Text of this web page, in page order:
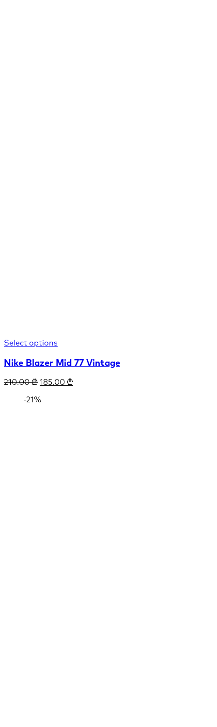
Select options
Nike Blazer Mid 77 Vintage
210.00₾ 185.00 ₾
-21%